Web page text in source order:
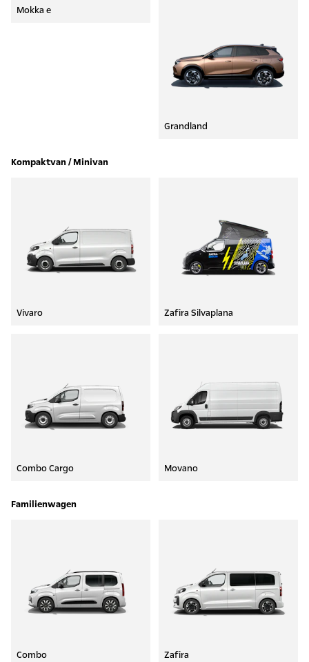
Mokka e
Grandland
Kompaktvan / Minivan
Vivaro Zafira Silvaplana
Combo Cargo Movano
Familienwagen
Combo Zafira